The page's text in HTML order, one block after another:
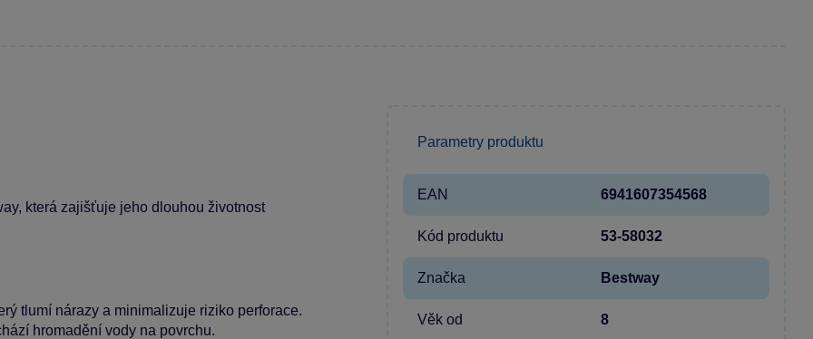
která zajišťuje jeho dlouhou životnost
tlumí nárazy a minimalizuje riziko perforace.
hromadění vody na povrchu.
Parametry produktu
EAN 6941607354568
Kód produktu 53-58032
Značka Bestway
Věk od 8